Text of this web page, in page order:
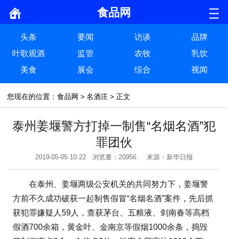
食品网
头条 要闻 访谈
品牌
叶歌观酒
监管 农牧
乳饮
美食
展会 综合 视闻
您现在的位置： 食品网 > 名酒庄 > 正文
泰州姜堰警方打掉一制售“名烟名酒”犯
罪团伙
2019-05-05 10:22 浏览量：20956 来源：新华日报
在泰州、姜堰两级公安机关的共同努力下，姜堰警
方前不久成功破获一起制售假冒“名烟名酒”案件，先后抓
获犯罪嫌疑人59人，查获茅台、五粮液、剑南春等高档
假酒700余箱，黄金叶、金南京等假烟1000余条，捣毁